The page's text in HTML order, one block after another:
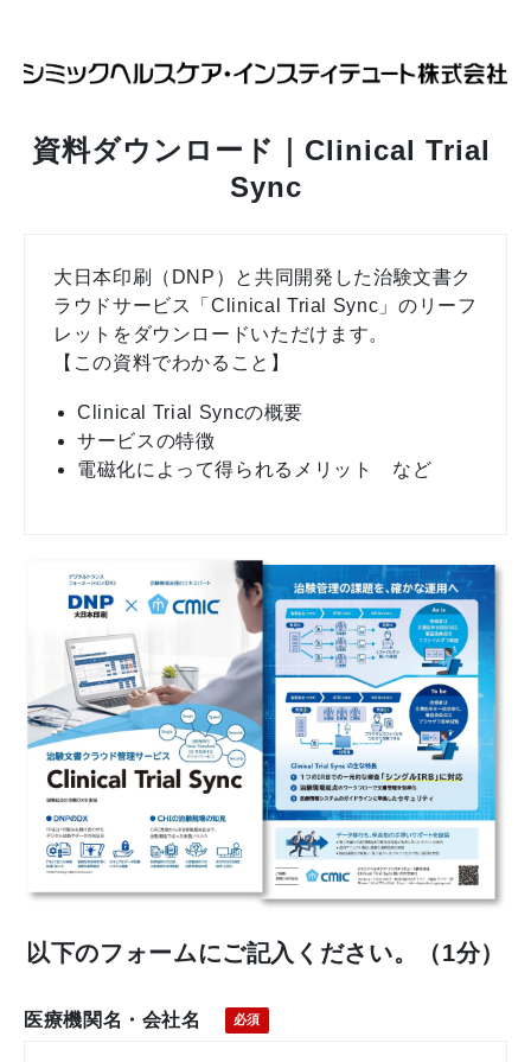
資料ダウンロード｜Clinical Trial
Sync
大日本印刷（DNP）と共同開発した治験文書ク
ラウドサービス「Clinical Trial Sync」のリーフ
レットをダウンロードいただけます。
【この資料でわかること】
Clinical Trial Syncの概要
サービスの特徴
電磁化によって得られるメリット など
以下のフォームにご記入ください。（1分）
医療機関名・会社名